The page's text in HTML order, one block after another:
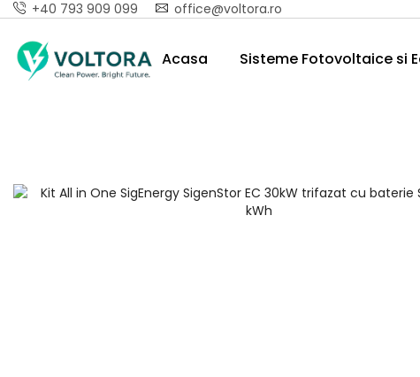
+40 793 909 099 office@voltora.ro
Acasa Sisteme Fotovoltaice si